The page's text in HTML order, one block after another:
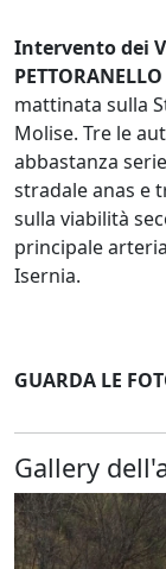
Intervento dei
mattinata sulla
Molise. Tre le
abbastanza
stradale anas e
sulla viabilità
principale
Isernia.
GUARDA LE
Gallery